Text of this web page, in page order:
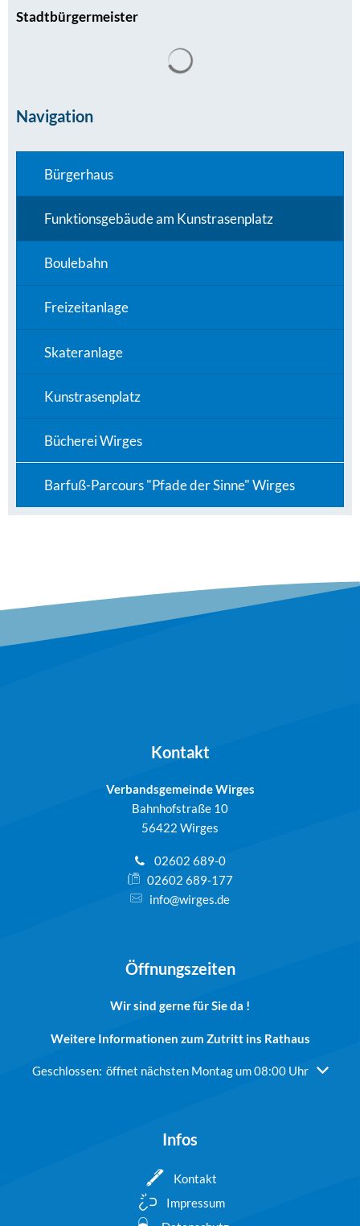
Stadtbürgermeister
Navigation
Bürgerhaus
Funktionsgebäude am Kunstrasenplatz
Boulebahn
Freizeitanlage
Skateranlage
Kunstrasenplatz
Bücherei Wirges
Barfuß-Parcours "Pfade der Sinne" Wirges
Kontakt
Verbandsgemeinde Wirges
Bahnhofstraße 10
56422 Wirges
02602 689-0
02602 689-177
info@wirges.de
Öffnungszeiten
Wir sind gerne für Sie da !
Weitere Informationen zum Zutritt ins Rathaus
Klicken, um weitere Öffnungs- oder Schließzeiten
Geschlossen: öffnet nächsten Montag um 08:00 Uhr
Infos
Kontakt
Impressum